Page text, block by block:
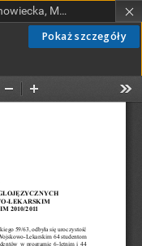
Pokaż szczegóły
Muchowiecka, Maria